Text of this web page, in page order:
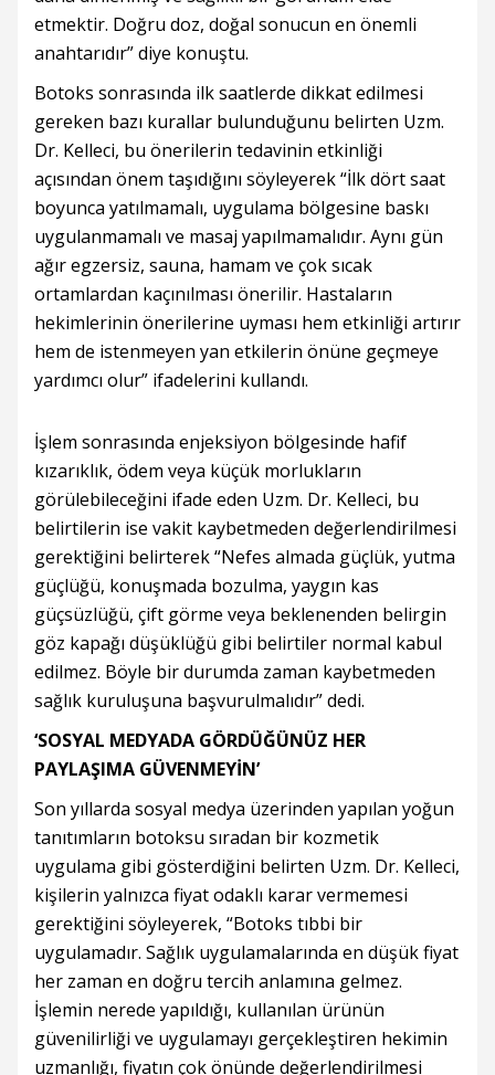
etmektir. Doğru doz, doğal sonucun en önemli
anahtarıdır” diye konuştu.
Botoks sonrasında ilk saatlerde dikkat edilmesi
gereken bazı kurallar bulunduğunu belirten Uzm.
Dr. Kelleci, bu önerilerin tedavinin etkinliği
açısından önem taşıdığını söyleyerek “İlk dört saat
boyunca yatılmamalı, uygulama bölgesine baskı
uygulanmamalı ve masaj yapılmamalıdır. Aynı gün
ağır egzersiz, sauna, hamam ve çok sıcak
ortamlardan kaçınılması önerilir. Hastaların
hekimlerinin önerilerine uyması hem etkinliği artırır
hem de istenmeyen yan etkilerin önüne geçmeye
yardımcı olur” ifadelerini kullandı.
İşlem sonrasında enjeksiyon bölgesinde hafif
kızarıklık, ödem veya küçük morlukların
görülebileceğini ifade eden Uzm. Dr. Kelleci, bu
belirtilerin ise vakit kaybetmeden değerlendirilmesi
gerektiğini belirterek “Nefes almada güçlük, yutma
güçlüğü, konuşmada bozulma, yaygın kas
güçsüzlüğü, çift görme veya beklenenden belirgin
göz kapağı düşüklüğü gibi belirtiler normal kabul
edilmez. Böyle bir durumda zaman kaybetmeden
sağlık kuruluşuna başvurulmalıdır” dedi.
‘SOSYAL MEDYADA GÖRDÜĞÜNÜZ HER
PAYLAŞIMA GÜVENMEYİN’
Son yıllarda sosyal medya üzerinden yapılan yoğun
tanıtımların botoksu sıradan bir kozmetik
uygulama gibi gösterdiğini belirten Uzm. Dr. Kelleci,
kişilerin yalnızca fiyat odaklı karar vermemesi
gerektiğini söyleyerek, “Botoks tıbbi bir
uygulamadır. Sağlık uygulamalarında en düşük fiyat
her zaman en doğru tercih anlamına gelmez.
İşlemin nerede yapıldığı, kullanılan ürünün
güvenilirliği ve uygulamayı gerçekleştiren hekimin
uzmanlığı, fiyatın çok önünde değerlendirilmesi